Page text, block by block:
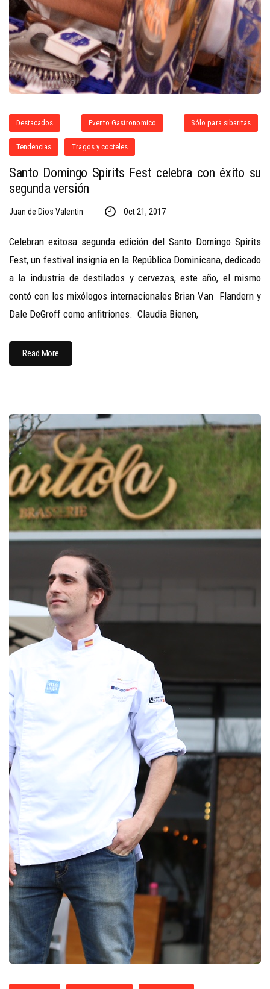
Destacados Evento Gastronomico Sólo para sibaritas
Tendencias Tragos y cocteles
Santo Domingo Spirits Fest celebra con éxito su
segunda versión
Juan de Dios Valentin Oct 21, 2017
Celebran exitosa segunda edición del Santo Domingo Spirits
Fest, un festival insignia en la República Dominicana, dedicado
a la industria de destilados y cervezas, este año, el mismo
contó con los mixólogos internacionales Brian Van Flandern y
Dale DeGroff como anfitriones. Claudia Bienen,
Read More